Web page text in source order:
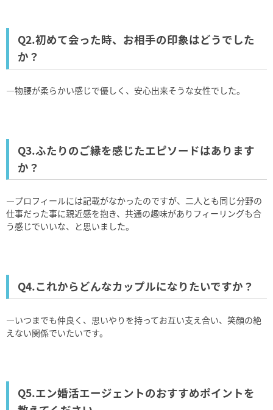
Q2.初めて会った時、お相手の印象はどうでした
か？
―物腰が柔らかい感じで優しく、安心出来そうな女性でした。
Q3.ふたりのご縁を感じたエピソードはあります
か？
―プロフィールには記載がなかったのですが、二人とも同じ分野の
仕事だった事に親近感を抱き、共通の趣味がありフィーリングも合
う感じでいいな、と思いました。
Q4.これからどんなカップルになりたいですか？
―いつまでも仲良く、思いやりを持ってお互い支え合い、笑顔の絶
えない関係でいたいです。
Q5.エン婚活エージェントのおすすめポイントを